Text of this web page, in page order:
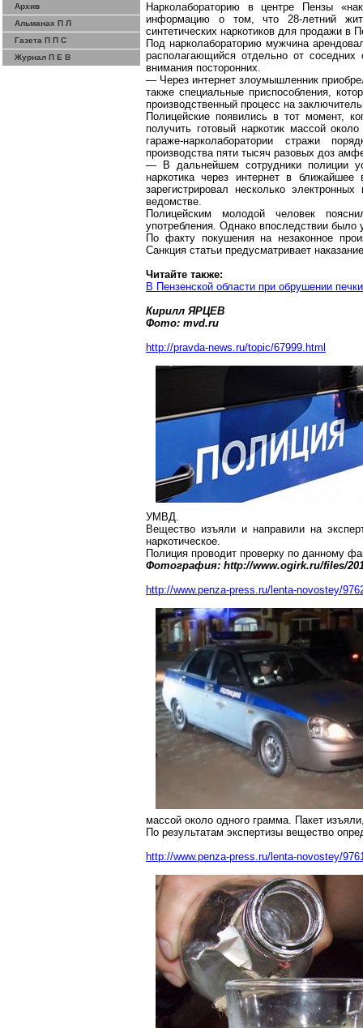
Архив
Альманах П Л
Газета П П С
Журнал П Е В
Нарколабораторию в центре Пензы
информацию о том, что 28-летний
синтетических наркотиков для продажи в
Поднарколабораторию мужчина
располагающийся отдельно от
внимания посторонних.
— Через интернет злоумышленник
также специальные приспособления,
производственный процесс на
Полицейские появились в тот момент,
получить готовый наркотик массой
гараже-нарколаборатории стражи
производства пяти тысяч разовых доз
— В дальнейшем сотрудники полиции
наркотика через интернет в
зарегистрировал несколько
ведомстве.
Полицейским молодой человек
употребления. Однако впоследствии было
По факту покушения на незаконное
Санкция статьи предусматривает
Читайте также:
В Пензенской области при обрушении
Кирилл ЯРЦЕВ
Фото: mvd.ru
http://pravda-news.ru/topic/67999.html
УМВД.
Вещество изъяли и направили на
наркотическое.
Полиция проводит проверку по данному
Фотография: http://www.ogirk.ru/files/
http://www.penza-press.ru/lenta-novostey/
массой около одного грамма. Пакет
По результатам экспертизы вещество
http://www.penza-press.ru/lenta-novostey/